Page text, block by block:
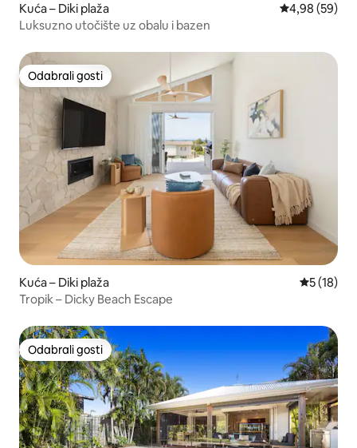
Kuća – Diki plaža Prosječna
4,98 (59)
Luksuzno utočište uz obalu i bazen
Odabrali gosti
Odabrali gosti
Kuća – Diki plaža Prosječna
5 (18)
Tropik – Dicky Beach Escape
Odabrali gosti
Odabrali gosti